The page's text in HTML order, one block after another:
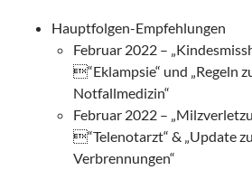
Hauptfolgen-Empfehlungen
Februar 2022 –
“Eklampsie“ und „Regeln
Notfallmedizin“
Februar 2022 –
“Telenotarzt“ & „Update zu
Verbrennungen“